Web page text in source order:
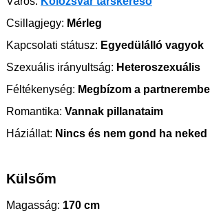
Csillagjegy: Mérleg
Kapcsolati státusz: Egyedülálló vagyok
Szexuális irányultság: Heteroszexuális
Féltékenység: Megbízom a
Romantika: Vannak pillanataim
Háziállat: Nincs és nem gond ha neked
Külsőm
Magasság: 170 cm